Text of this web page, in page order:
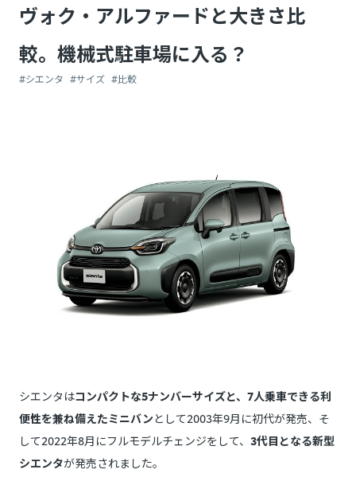
ヴォク・アルファードと大きさ比
較。機械式駐車場に入る？
#シエンタ #サイズ #比較
シエンタはコンパクトな5ナンバーサイズと、7人乗車できる利
便性を兼ね備えたミニバンとして2003年9月に初代が発売、そ
して2022年8月にフルモデルチェンジをして、 3代目となる新型
シエンタが発売されました。